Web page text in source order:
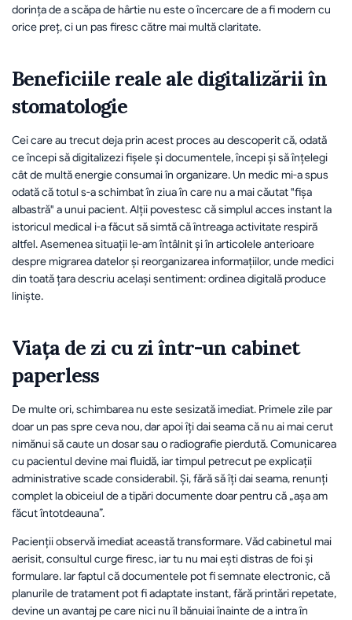
dorința de a scăpa de hârtie nu este o încercare de a fi modern cu
orice preț, ci un pas firesc către mai multă claritate.
Beneficiile reale ale digitalizării în
stomatologie
Cei care au trecut deja prin acest proces au descoperit că, odată
ce începi să digitalizezi fișele și documentele, începi și să înțelegi
cât de multă energie consumai în organiza­re. Un medic mi-a spus
odată că totul s-a schimbat în ziua în care nu a mai căutat "fișa
albastră" a unui pacient. Alții povestesc că simplul acces instant la
istoricul medical i-a făcut să simtă că întreaga activitate respiră
altfel. Asemenea situații le-am întâlnit și în articolele anterioare
despre migrarea datelor și reorganizarea informațiilor, unde medici
din toată țara descriu același sentiment: ordinea digitală produce
liniște.
Viața de zi cu zi într-un cabinet
paperless
De multe ori, schimbarea nu este sesizată imediat. Primele zile par
doar un pas spre ceva nou, dar apoi îți dai seama că nu ai mai cerut
nimănui să caute un dosar sau o radiografie pierdută. Comunicarea
cu pacientul devine mai fluidă, iar timpul petrecut pe explicații
administrative scade considerabil. Și, fără să îți dai seama, renunți
complet la obiceiul de a tipări documente doar pentru că „așa am
făcut întotdeauna”.
Pacienții observă imediat această transformare. Văd cabinetul mai
aerisit, consultul curge firesc, iar tu nu mai ești distras de foi și
formulare. Iar faptul că documentele pot fi semnate electronic, că
planurile de tratament pot fi adaptate instant, fără printări repetate,
devine un avantaj pe care nici nu îl bănuiai înainte de a intra în